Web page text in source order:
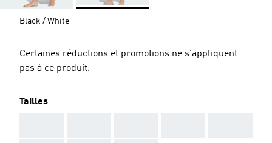
Black / White
Certaines réductions et promotions ne s'appliquent
pas à ce produit.
Tailles